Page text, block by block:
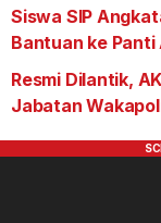
Siswa SIP
Bantuan ke Panti
Resmi Dilantik,
Jabatan